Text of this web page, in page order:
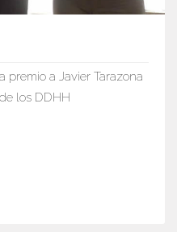
premio a Javier Tarazona
los DDHH